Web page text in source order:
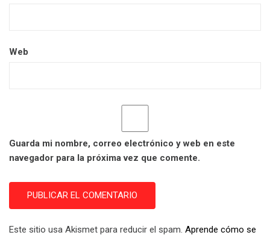
Web
Guarda mi nombre, correo electrónico y web en este
navegador para la próxima vez que comente.
Este sitio usa Akismet para reducir el spam. Aprende cómo se